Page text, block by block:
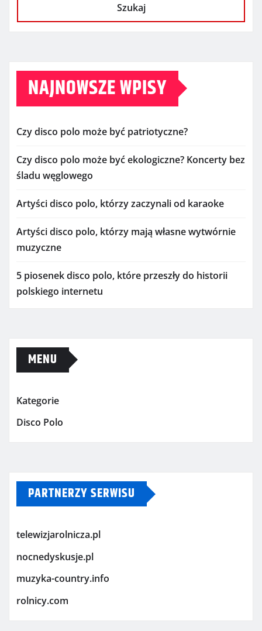
Szukaj
NAJNOWSZE WPISY
Czy disco polo może być patriotyczne?
Czy disco polo może być ekologiczne? Koncerty bez
śladu węglowego
Artyści disco polo, którzy zaczynali od karaoke
Artyści disco polo, którzy mają własne wytwórnie
muzyczne
5 piosenek disco polo, które przeszły do historii
polskiego internetu
MENU
Kategorie
Disco Polo
PARTNERZY SERWISU
telewizjarolnicza.pl
nocnedyskusje.pl
muzyka-country.info
rolnicy.com